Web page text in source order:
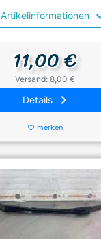
Artikelinformationen
11,00 €
Versand: 8,00 €
Details keyboard_arrow_right
favorite_border merken